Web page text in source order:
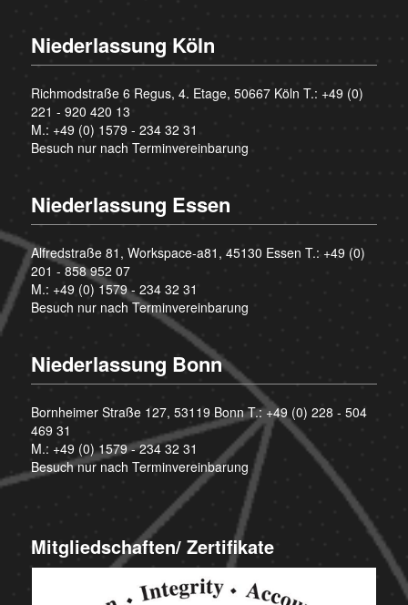
Niederlassung Köln
Richmodstraße 6 Regus, 4. Etage, 50667 Köln T.: +49 (0)
221 - 920 420 13
M.: +49 (0) 1579 - 234 32 31
Besuch nur nach Terminvereinbarung
Niederlassung Essen
Alfredstraße 81, Workspace-a81, 45130 Essen T.: +49 (0)
201 - 858 952 07
M.: +49 (0) 1579 - 234 32 31
Besuch nur nach Terminvereinbarung
Niederlassung Bonn
Bornheimer Straße 127, 53119 Bonn T.:+49 (0) 228 - 504
469 31
M.: +49 (0) 1579 - 234 32 31
Besuch nur nach Terminvereinbarung
Mitgliedschaften/ Zertifikate